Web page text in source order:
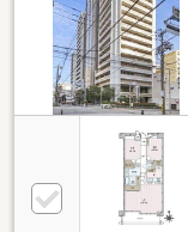
細・ご相談